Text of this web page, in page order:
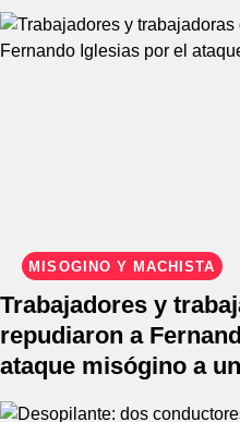
MISÓGINO Y MACHISTA
Trabajadores y
repudiaron a
ataque misógino a